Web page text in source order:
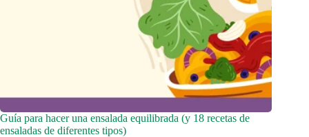
Guía para hacer una ensalada equilibrada (y 18 recetas de
ensaladas de diferentes tipos)